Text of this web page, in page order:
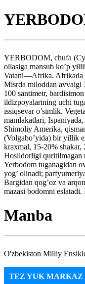
YERBODOM, chufa
oilasiga mansub ko’p
Vatani—Afrika. Afrikada
Misrda miloddan avvalgi
100 santimetr,
ildizpoyalarining uchi
issiqsevar o’simlik.
mamlakatlari,
Shimoliy Amerika,
(Volgabo’yida) bir yillik
kraxmal, 15-20%
Hosildorligi quritilmagan
Yerbodom tuganagidan
yog’ olinadi;
Bargidan qog’oz va
mazasi bodomni
Manba
O'zbekiston Milliy
TEZ YUK MARKAZ